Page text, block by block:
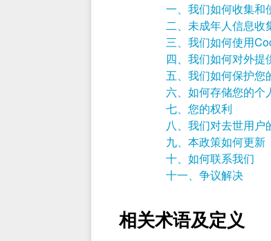
一、我们如何收集和
二、未成年人信息收
三、我们如何使用
四、我们如何对外
五、我们如何保护您
六、如何存储您的个
七、您的权利
八、我们对去世用户
九、本政策如何更新
十、如何联系我们
十一、争议解决
相关术语及定义